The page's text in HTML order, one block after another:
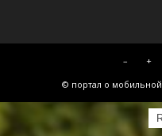
– +
© портал о